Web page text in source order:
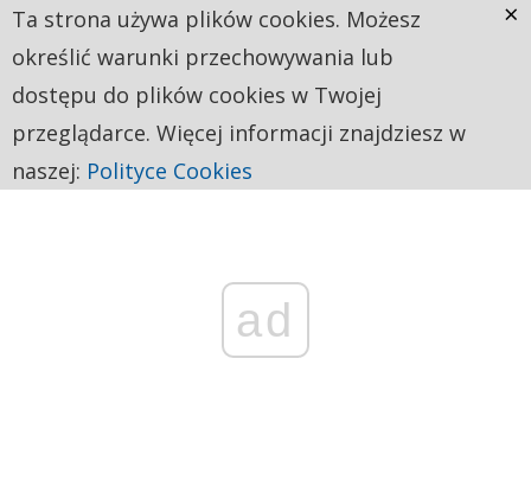
ad
Ta strona używa plików cookies. Możesz
określić warunki przechowywania lub
dostępu do plików cookies w Twojej
przeglądarce. Więcej informacji znajdziesz w
naszej: Polityce Cookies
×